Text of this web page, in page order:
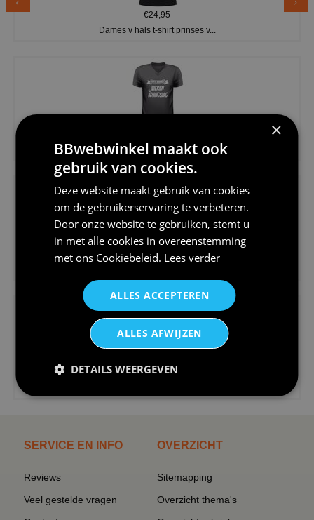
€24,95
Dames v hals t-shirt prinses v...
Koningsdag shirt heren v-hals ...
€24,95
€24,95
SERVICE EN INFO
Reviews
Veel gestelde vragen
OVERZICHT
Sitemapping
Overzicht thema's
×
BBwebwinkel maakt ook
gebruik van cookies.
Deze website maakt gebruik van cookies
om de gebruikerservaring te verbeteren.
Door onze website te gebruiken, stemt u
in met alle cookies in overeenstemming
met ons Cookiebeleid. Lees verder
ALLES ACCEPTEREN
ALLES AFWIJZEN
DETAILS WEERGEVEN